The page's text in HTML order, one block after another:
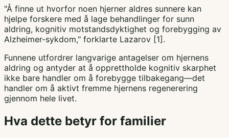
"Å finne ut hvorfor noen hjerner aldres sunnere kan
hjelpe forskere med å lage behandlinger for sunn
aldring, kognitiv motstandsdyktighet og forebygging av
Alzheimer-sykdom," forklarte Lazarov [1].
Funnene utfordrer langvarige antagelser om hjernens
aldring og antyder at å opprettholde kognitiv skarphet
ikke bare handler om å forebygge tilbakegang—det
handler om å aktivt fremme hjernens regenerering
gjennom hele livet.
Hva dette betyr for familier